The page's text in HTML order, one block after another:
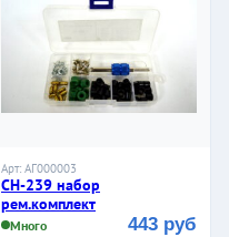
Арт: АГ000003
CH-239 набор
рем.комплект
Много 443 руб